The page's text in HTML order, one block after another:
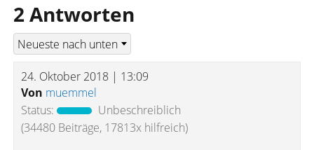
2 Antworten
24. Oktober 2018 | 13:09
Von muemmel
Status:
Unbeschreiblich
(34480 Beiträge, 17813x hilfreich)